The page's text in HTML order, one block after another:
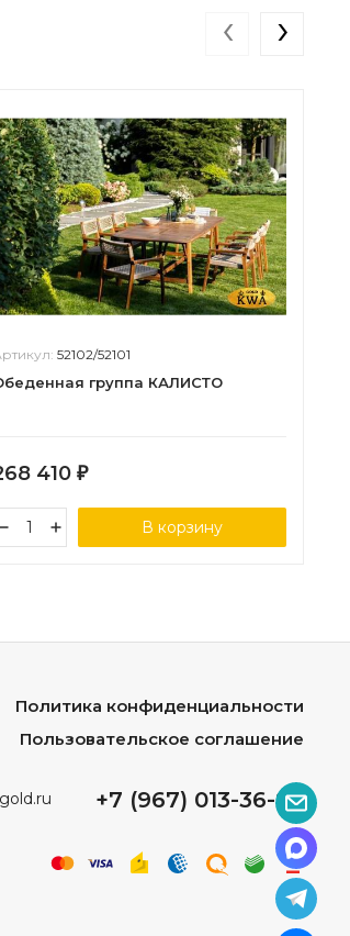
52102/52101
группа КАЛИСТО
410 ₽
В корзину
‹ ›
Политика конфиденциальности
Пользовательское соглашение
+7 (967) 013-36-96